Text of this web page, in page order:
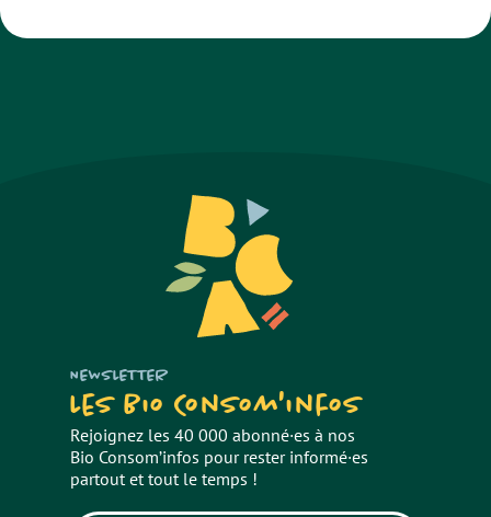
NEWSLETTER
Les Bio Consom'infos
Rejoignez les 40 000 abonné·es à nos
Bio Consom’infos pour rester informé·es
partout et tout le temps !